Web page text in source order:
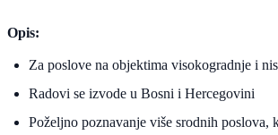
Opis:
Za poslove na objektima visokogradnje i
Radovi se izvode u Bosni i Hercegovini
Poželjno poznavanje više srodnih poslova,